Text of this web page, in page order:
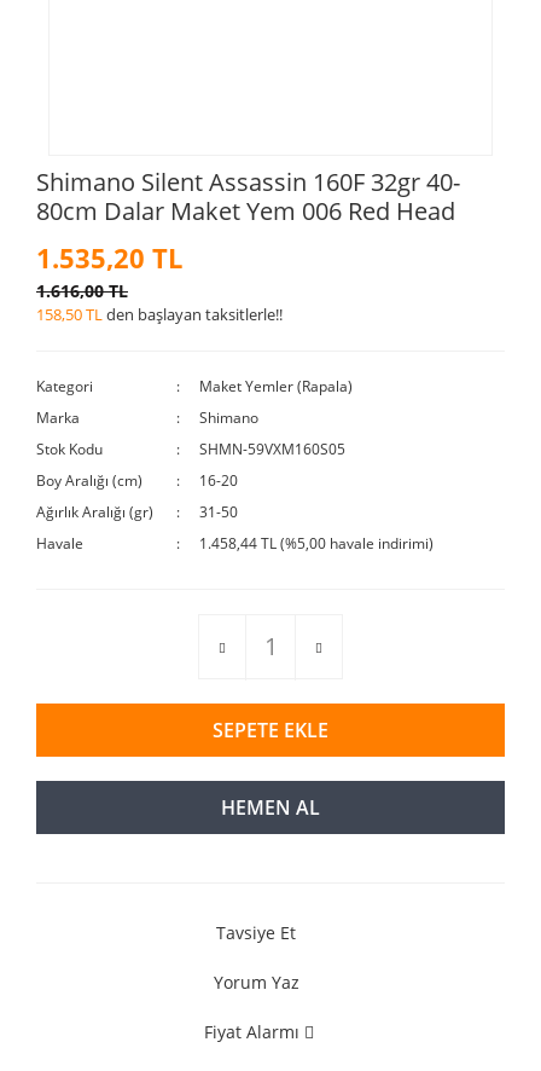
Shimano Silent Assassin 160F 32gr 40-
80cm Dalar Maket Yem 006 Red Head
1.535,20 TL
1.616,00 TL
158,50 TLden başlayan taksitlerle!!
Kategori
Maket Yemler (Rapala)
Marka
Shimano
Stok Kodu
SHMN-59VXM160S05
Boy Aralığı (cm)
16-20
Ağırlık Aralığı (gr)
31-50
Havale
1.458,44 TL (%5,00 havale indirimi)
SEPETE EKLE
HEMEN AL
Tavsiye Et
Yorum Yaz
Fiyat Alarmı